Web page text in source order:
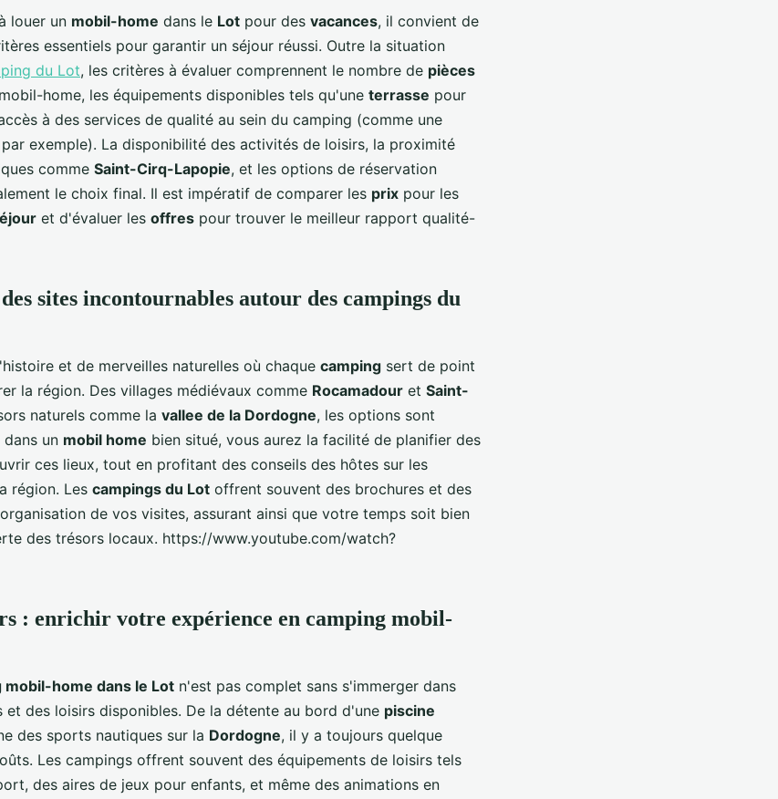
louer un mobil-home dans le Lot pour des vacances, il convient de
essentiels pour garantir un séjour réussi. Outre la situation
du Lot, les critères à évaluer comprennent le nombre de pièces
home, les équipements disponibles tels qu'une terrasse pour
à des services de qualité au sein du camping (comme une
exemple). La disponibilité des activités de loisirs, la proximité
comme Saint-Cirq-Lapopie, et les options de réservation
le choix final. Il est impératif de comparer les prix pour les
et d'évaluer les offres pour trouver le meilleur rapport qualité-
sites incontournables autour des campings du
et de merveilles naturelles où chaque camping sert de point
la région. Des villages médiévaux comme Rocamadour et Saint-
naturels comme la vallee de la Dordogne, les options sont
dans un mobil home bien situé, vous aurez la facilité de planifier des
ces lieux, tout en profitant des conseils des hôtes sur les
région. Les campings du Lot offrent souvent des brochures et des
de vos visites, assurant ainsi que votre temps soit bien
des trésors locaux. https://www.youtube.com/watch?
: enrichir votre expérience en camping mobil-
mobil-home dans le Lot n'est pas complet sans s'immerger dans
des loisirs disponibles. De la détente au bord d'une piscine
des sports nautiques sur la Dordogne, il y a toujours quelque
Les campings offrent souvent des équipements de loisirs tels
des aires de jeux pour enfants, et même des animations en